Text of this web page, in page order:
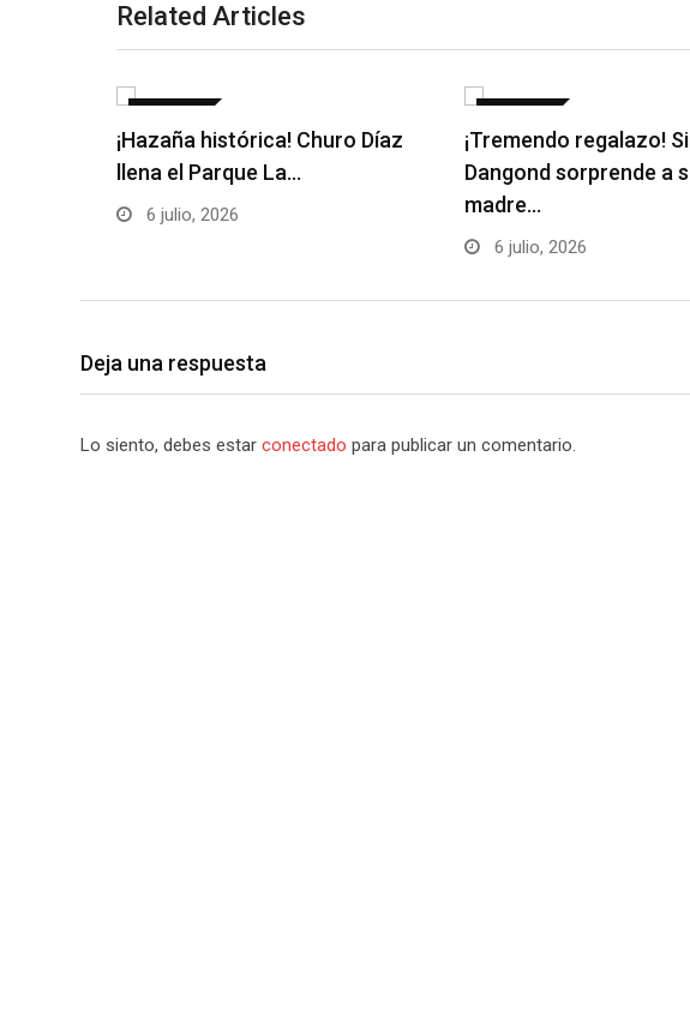
Related Articles
¡Hazaña histórica! Churo Díaz
llena el Parque La…
6 julio, 2026
¡Tremendo regalazo!
Dangond sorprende a
madre…
6 julio, 2026
Deja una respuesta
Lo siento, debes estar conectado para publicar un comentario.